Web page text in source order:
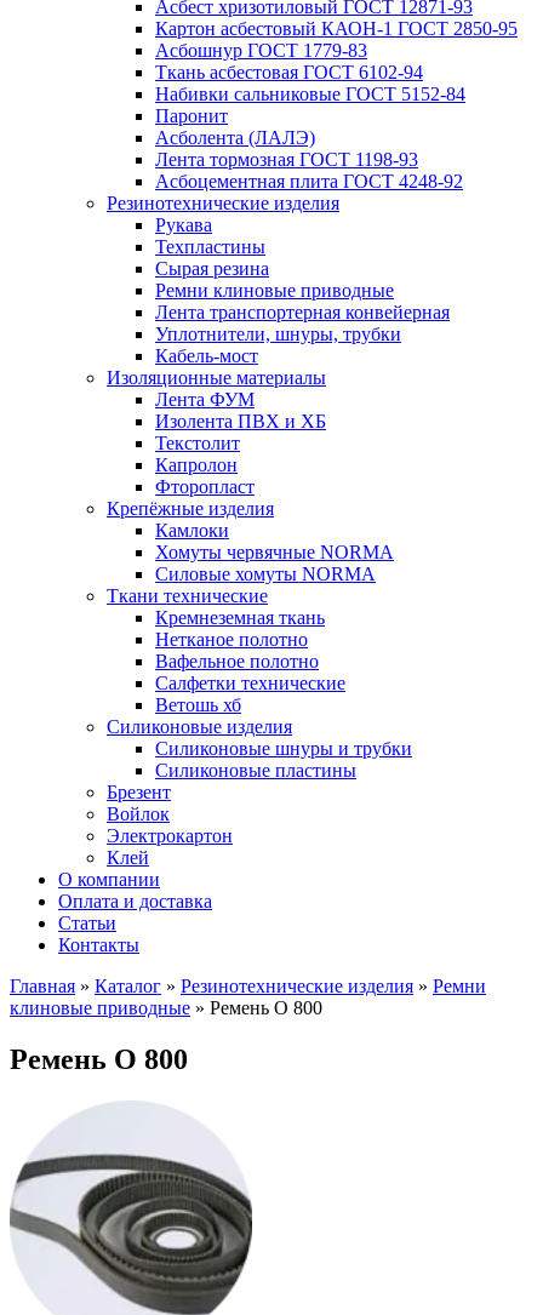
Асбест хризотиловый ГОСТ 12871-93
Картон aсбестовый КАОН-1 ГОСТ 2850-95
Асбошнур ГОСТ 1779-83
Ткань асбестовая ГОСТ 6102-94
Набивки сальниковые ГОСТ 5152-84
Паронит
Асболента (ЛАЛЭ)
Лента тормозная ГОСТ 1198-93
Асбоцементная плита ГОСТ 4248-92
Резинотехнические изделия
Рукава
Техпластины
Сырая резина
Ремни клиновые приводные
Лента транспортерная конвейерная
Уплотнители, шнуры, трубки
Кабель-мост
Изоляционные материалы
Лента ФУМ
Изолента ПВХ и ХБ
Текстолит
Капролон
Фторопласт
Крепёжные изделия
Камлоки
Хомуты червячные NORMA
Силовые хомуты NORMA
Ткани технические
Кремнеземная ткань
Нетканое полотно
Вафельное полотно
Салфетки технические
Ветошь хб
Силиконовые изделия
Силиконовые шнуры и трубки
Силиконовые пластины
Брезент
Войлок
Электрокартон
Клей
О компании
Оплата и доставка
Статьи
Контакты
Главная » Каталог » Резинотехнические изделия » Ремни
клиновые приводные » Ремень О 800
Ремень О 800